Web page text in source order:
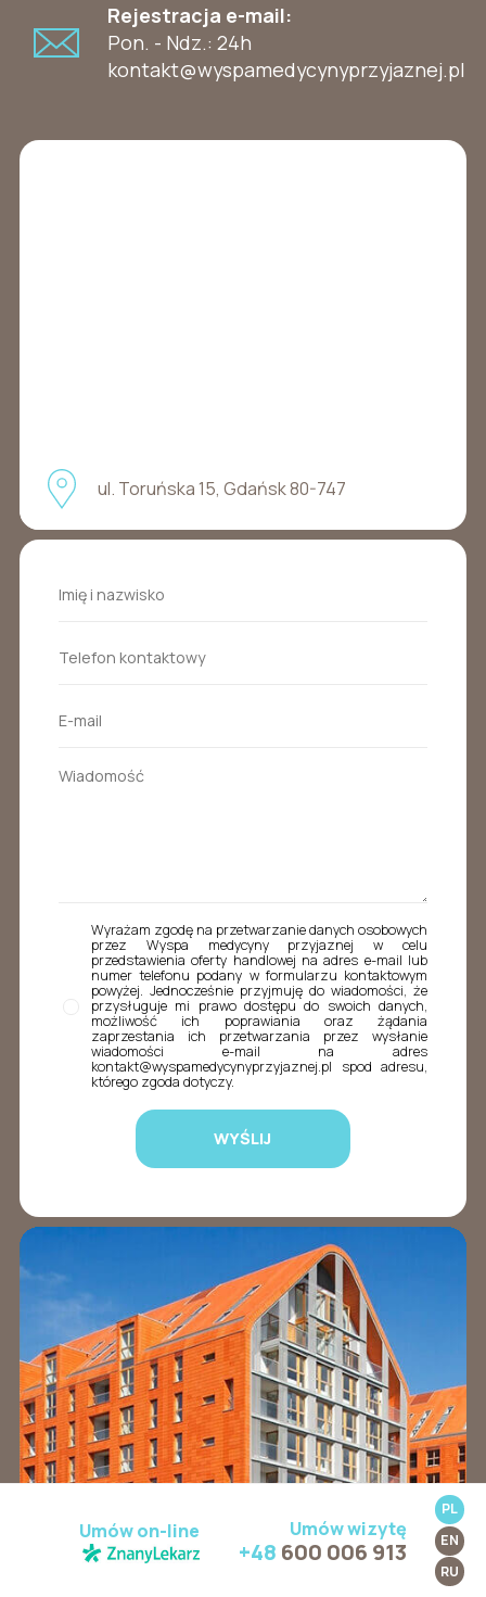
Umów on-line Umów wizytę
+48 600 006 913
PL
EN
RU
Rejestracja e-mail:
Pon. - Ndz.: 24h
kontakt@wyspamedycynyprzyjaznej.pl
ul. Toruńska 15, Gdańsk 80-747
Wyrażam zgodę na przetwarzanie danych osobowych
przez Wyspa medycyny przyjaznej w celu
przedstawienia oferty handlowej na adres e-mail lub
numer telefonu podany w formularzu kontaktowym
powyżej. Jednocześnie przyjmuję do wiadomości, że
przysługuje mi prawo dostępu do swoich danych,
możliwość ich poprawiania oraz żądania
zaprzestania ich przetwarzania przez wysłanie
wiadomości e-mail na adres
kontakt@wyspamedycynyprzyjaznej.pl spod adresu,
którego zgoda dotyczy.